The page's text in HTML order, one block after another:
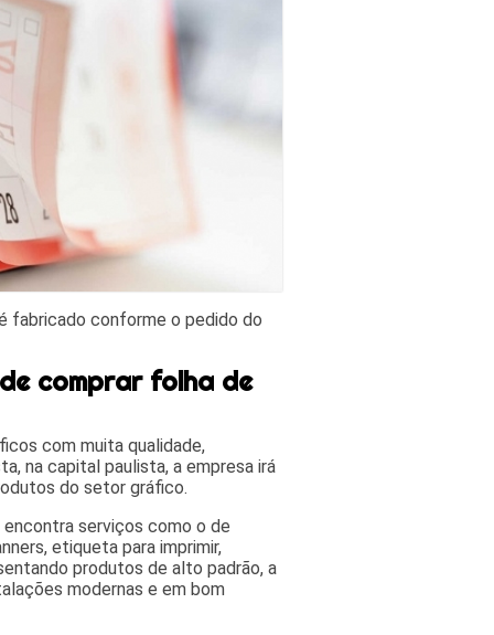
fabricado conforme o pedido do
comprar folha de
com muita qualidade,
na capital paulista, a empresa irá
do setor gráfico.
encontra serviços como o de
etiqueta para imprimir,
produtos de alto padrão, a
modernas e em bom